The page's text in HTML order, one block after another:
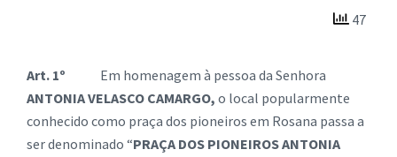
47
Art. 1º Em homenagem à pessoa da Senhora
ANTONIA VELASCO CAMARGO, o local popularmente
conhecido como praça dos pioneiros em Rosana passa a
ser denominado “PRAÇA DOS PIONEIROS ANTONIA